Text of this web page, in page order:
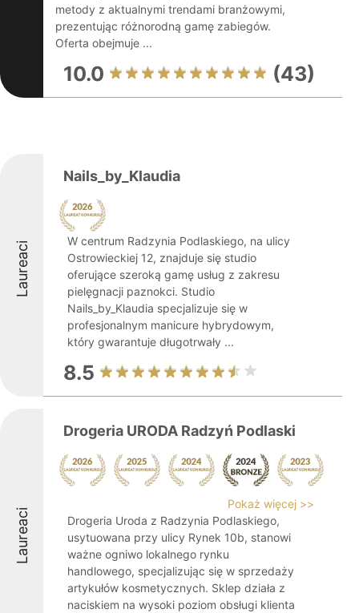
metody z aktualnymi trendami branżowymi,
prezentując różnorodną gamę zabiegów.
Oferta obejmuje ...
10.0 (43)
Laureaci
Nails_by_Klaudia
W centrum Radzynia Podlaskiego, na ulicy
Ostrowieckiej 12, znajduje się studio
oferujące szeroką gamę usług z zakresu
pielęgnacji paznokci. Studio
Nails_by_Klaudia specjalizuje się w
profesjonalnym manicure hybrydowym,
który gwarantuje długotrwały ...
8.5
Laureaci
Drogeria URODA Radzyń Podlaski
Pokaż więcej >>
Drogeria Uroda z Radzynia Podlaskiego,
usytuowana przy ulicy Rynek 10b, stanowi
ważne ogniwo lokalnego rynku
handlowego, specjalizując się w sprzedaży
artykułów kosmetycznych. Sklep działa z
naciskiem na wysoki poziom obsługi klienta